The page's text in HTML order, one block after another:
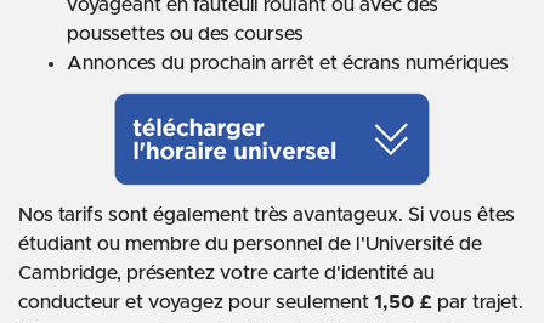
voyageant en fauteuil roulant ou avec des
poussettes ou des courses
Annonces du prochain arrêt et écrans numériques
Nos tarifs sont également très avantageux. Si vous êtes
étudiant ou membre du personnel de l'Université de
Cambridge, présentez votre carte d'identité au
conducteur et voyagez pour seulement 1,50 £ par trajet.